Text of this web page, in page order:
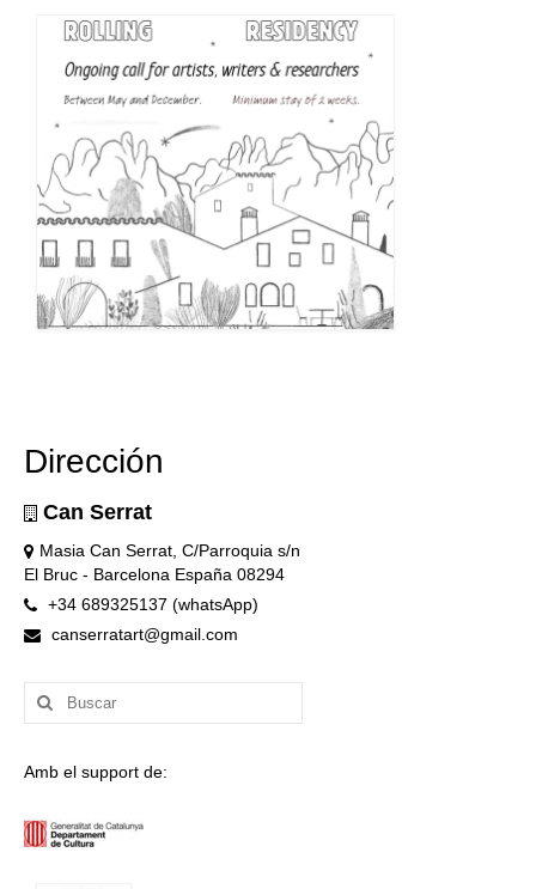
Dirección
Can Serrat
Masia Can Serrat, C/Parroquia s/n
El Bruc - Barcelona España 08294
+34 689325137 (whatsApp)
canserratart@gmail.com
Buscar
por:
Amb el support de: